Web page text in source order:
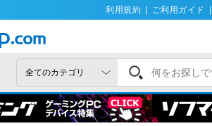
利用規約 ご利用ガイド